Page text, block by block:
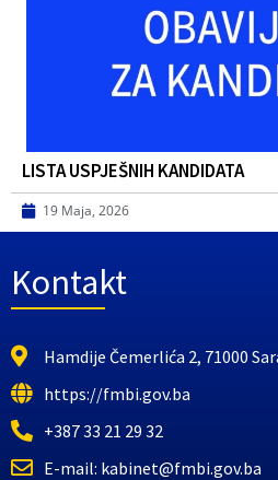
LISTA USPJEŠNIH KANDIDATA
19 Maja, 2026
Kontakt
Hamdije Čemerlića 2, 71000
https://fmbi.gov.ba
+387 33 21 29 32
E-mail: kabinet@fmbi.gov.ba